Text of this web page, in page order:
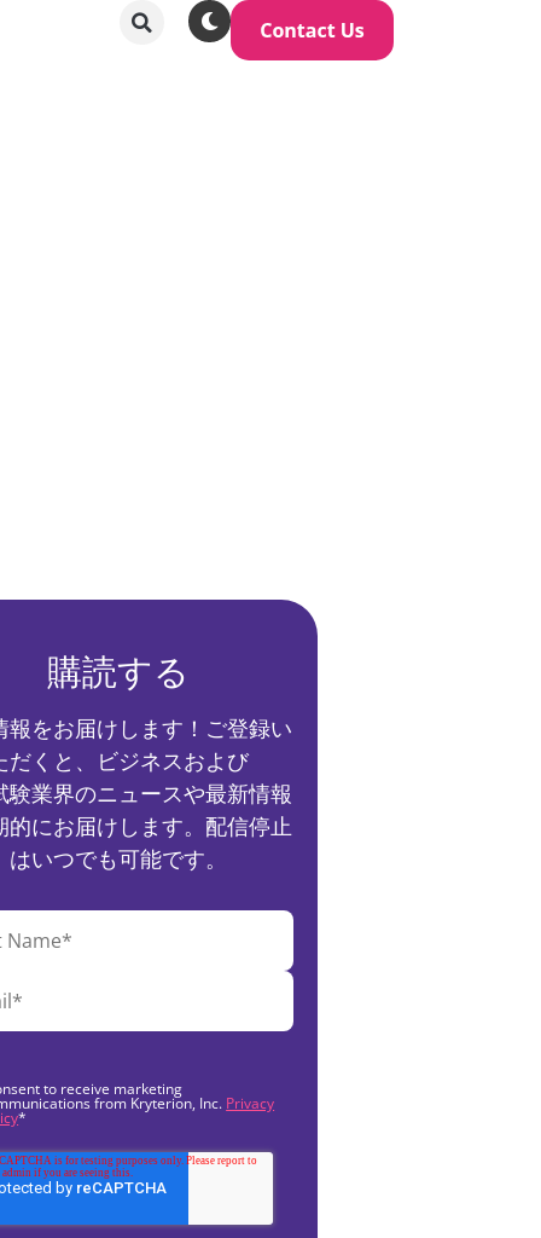
購読する
報をお届けします！ご登録い
だくと、ビジネスおよび
験業界のニュースや最新情報
的にお届けします。配信停止
はいつでも可能です。
to receive marketing
from Kryterion, Inc. Privacy
*